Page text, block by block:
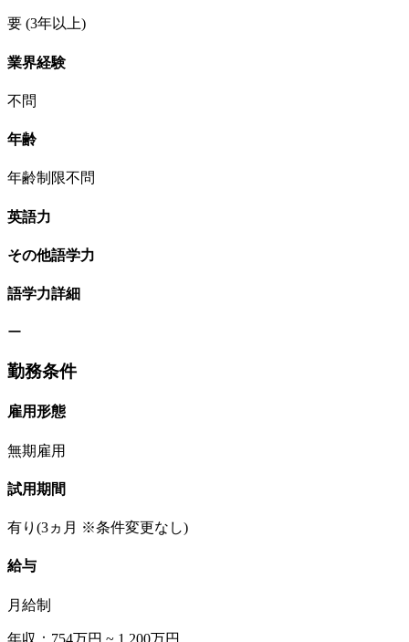
要 (3年以上)
業界経験
不問
年齢
年齢制限不問
英語力
その他語学力
語学力詳細
ー
勤務条件
雇用形態
無期雇用
試用期間
有り(3ヵ月 ※条件変更なし)
給与
月給制
年収：754万円 ~ 1,200万円